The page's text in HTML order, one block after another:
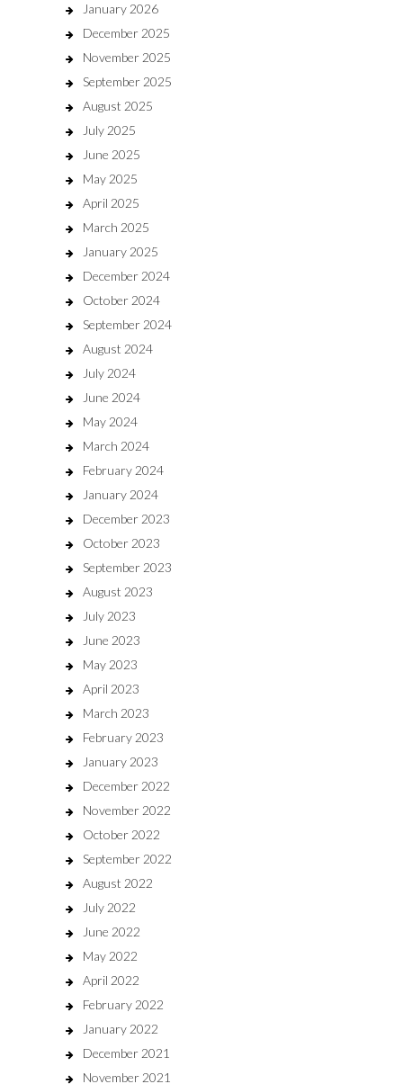
January 2026
December 2025
November 2025
September 2025
August 2025
July 2025
June 2025
May 2025
April 2025
March 2025
January 2025
December 2024
October 2024
September 2024
August 2024
July 2024
June 2024
May 2024
March 2024
February 2024
January 2024
December 2023
October 2023
September 2023
August 2023
July 2023
June 2023
May 2023
April 2023
March 2023
February 2023
January 2023
December 2022
November 2022
October 2022
September 2022
August 2022
July 2022
June 2022
May 2022
April 2022
February 2022
January 2022
December 2021
November 2021